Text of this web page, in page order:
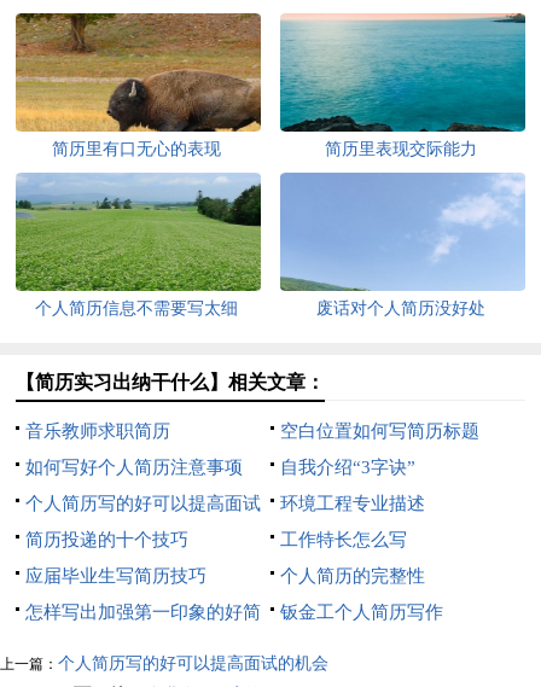
简历里有口无心的表现 简历里表现交际能力
个人简历信息不需要写太细 废话对个人简历没好处
【简历实习出纳干什么】相关文章：
音乐教师求职简历
空白位置如何写简历标题
如何写好个人简历注意事项
自我介绍“3字诀”
个人简历写的好可以提高面试
的机会
环境工程专业描述
简历投递的十个技巧
工作特长怎么写
应届毕业生写简历技巧
个人简历的完整性
怎样写出加强第一印象的好简
钣金工个人简历写作
上一篇： 个人简历写的好可以提高面试的机会